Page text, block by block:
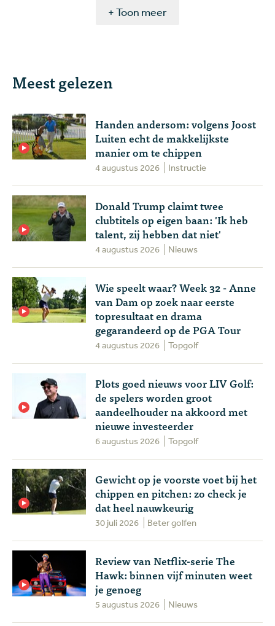
+ Toon meer
Meest gelezen
Handen andersom: volgens Joost
Luiten echt de makkelijkste
manier om te chippen
4 augustus 2026 Instructie
Donald Trump claimt twee
clubtitels op eigen baan: 'Ik heb
talent, zij hebben dat niet'
4 augustus 2026 Nieuws
Wie speelt waar? Week 32 - Anne
van Dam op zoek naar eerste
topresultaat en drama
gegarandeerd op de PGA Tour
4 augustus 2026 Topgolf
Plots goed nieuws voor LIV Golf:
de spelers worden groot
aandeelhouder na akkoord met
nieuwe investeerder
6 augustus 2026 Topgolf
Gewicht op je voorste voet bij het
chippen en pitchen: zo check je
dat heel nauwkeurig
30 juli 2026 Beter golfen
Review van Netflix-serie The
Hawk: binnen vijf minuten weet
je genoeg
5 augustus 2026 Nieuws